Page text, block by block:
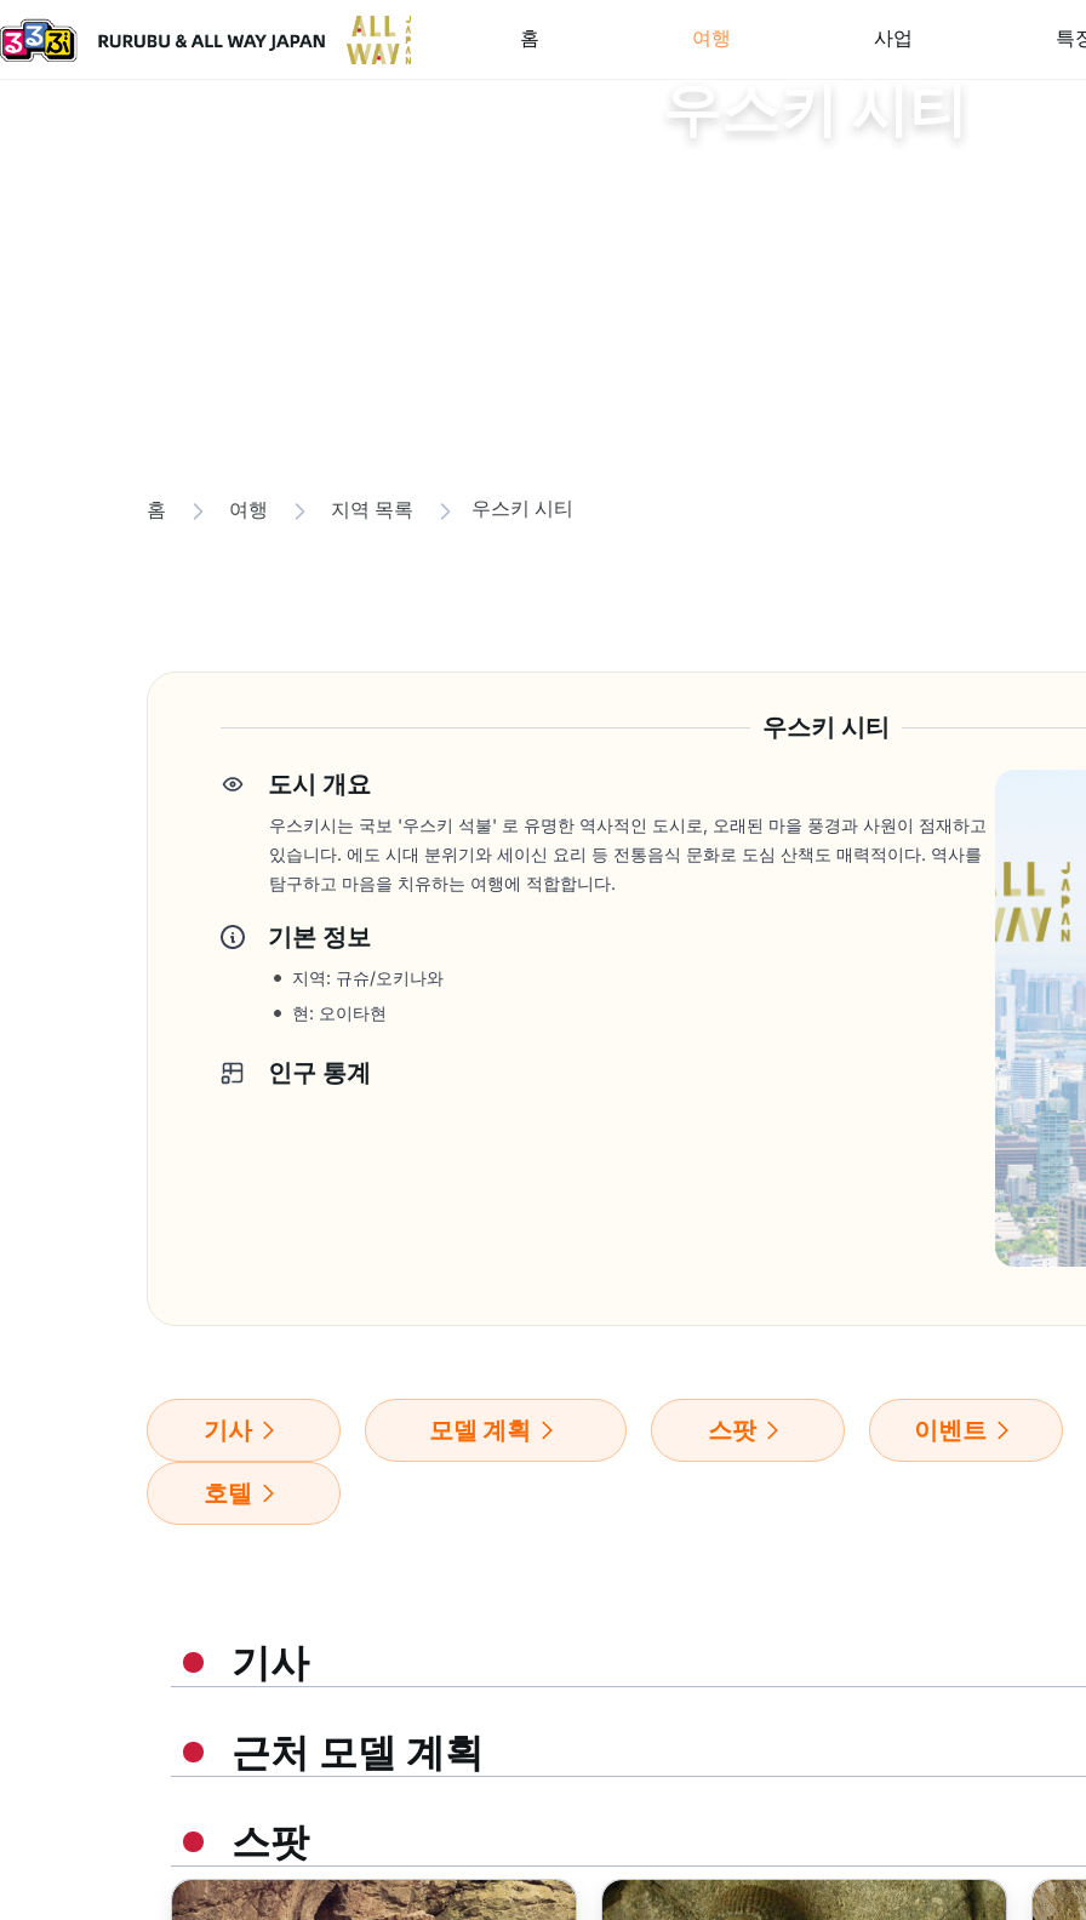
홈 여행 사업 특
우스키 시티
홈 여행 지역 목록 우스키 시티
우스키 시티
도시 개요
우스키시는 국보 '우스키 석불' 로 유명한 역사적인 도시로, 오래된 마을 풍경과 사원이 점재하고
있습니다. 에도 시대 분위기와 세이신 요리 등 전통음식 문화로 도심 산책도 매력적이다. 역사를
탐구하고 마음을 치유하는 여행에 적합합니다.
기본 정보
지역: 규슈/오키나와
현: 오이타현
인구 통계
기사 모델 계획 스팟 이벤트
호텔
기사
근처 모델 계획
스팟